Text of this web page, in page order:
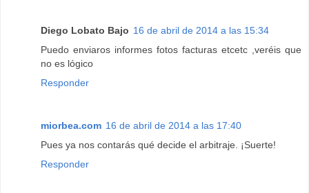
Diego Lobato Bajo 16 de abril de 2014 a las 15:34
Puedo enviaros informes fotos facturas etcetc ,veréis que
no es lógico
Responder
miorbea.com 16 de abril de 2014 a las 17:40
Pues ya nos contarás qué decide el arbitraje. ¡Suerte!
Responder